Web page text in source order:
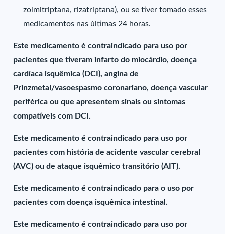
zolmitriptana, rizatriptana), ou se tiver tomado esses
medicamentos nas últimas 24 horas.
Este medicamento é contraindicado para uso por
pacientes que tiveram infarto do miocárdio, doença
cardíaca isquêmica (DCI), angina de
Prinzmetal/vasoespasmo coronariano, doença vascular
periférica ou que apresentem sinais ou sintomas
compatíveis com DCI.
Este medicamento é contraindicado para uso por
pacientes com história de acidente vascular cerebral
(AVC) ou de ataque isquêmico transitório (AIT).
Este medicamento é contraindicado para o uso por
pacientes com doença isquêmica intestinal.
Este medicamento é contraindicado para uso por